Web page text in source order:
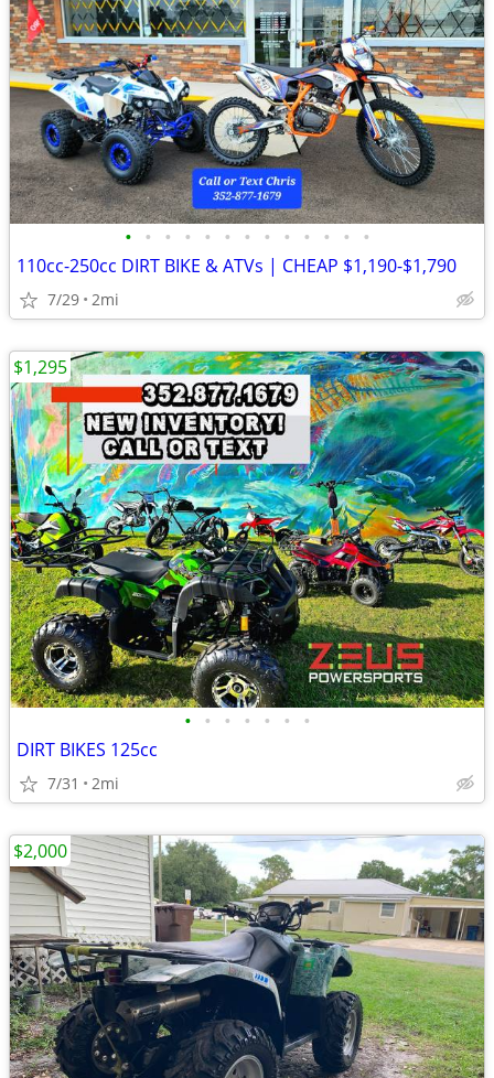
• • • • • • • • • • • • •
110cc-250cc DIRT BIKE & ATVs | CHEAP $1,190-$1,790
7/29 2mi
• • • • • • •
DIRT BIKES 125cc
7/31 2mi
$1,295
$2,000